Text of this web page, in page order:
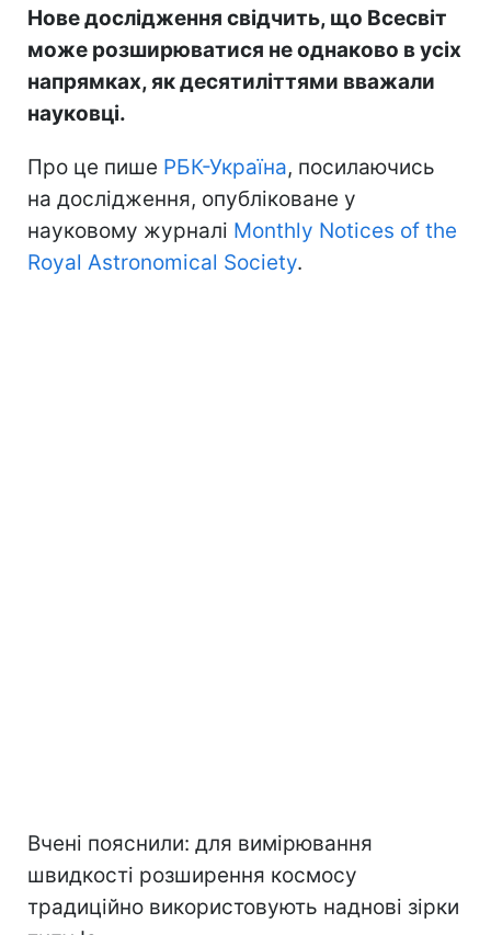
Нове дослідження свідчить, що Всесвіт
може розширюватися не однаково в усіх
напрямках, як десятиліттями вважали
науковці.
Про це пише РБК-Україна, посилаючись
на дослідження, опубліковане у
науковому журналі Monthly Notices of the
Royal Astronomical Society.
Вчені пояснили: для вимірювання
швидкості розширення космосу
традиційно використовують наднові зірки